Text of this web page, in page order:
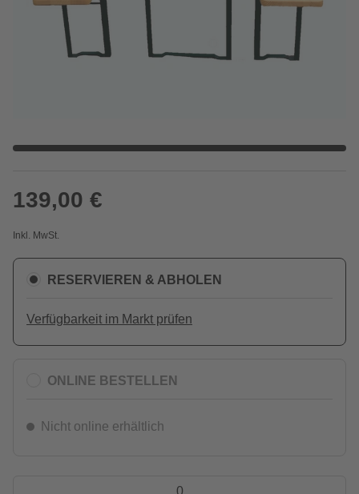
139,00 €
Inkl. MwSt.
RESERVIEREN & ABHOLEN
Verfügbarkeit im Markt prüfen
ONLINE BESTELLEN
Nicht online erhältlich